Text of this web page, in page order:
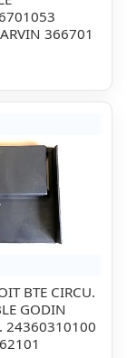
366701
BTE CIRCU.
GODIN
24360310100